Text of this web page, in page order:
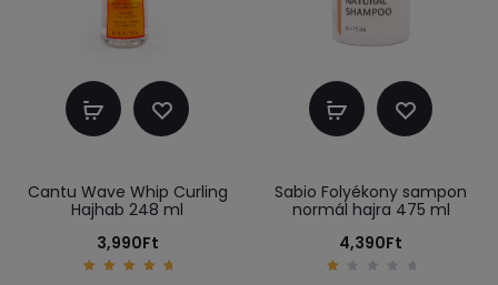
Kosárba
Cantu Wave Whip Curling
Hajhab 248 ml
3,990Ft
Kosárba
Sabio Folyékony sampon
normál hajra 475 ml
4,390Ft